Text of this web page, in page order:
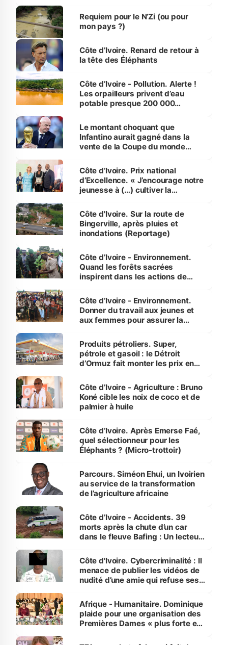
Requiem pour le N’Zi (ou pour
mon pays ?)
Côte d’Ivoire. Renard de retour à
la tête des Éléphants
Côte d’Ivoire - Pollution. Alerte !
Les orpailleurs privent d’eau
potable presque 200 000
Le montant choquant que
Infantino aurait gagné dans la
vente de la Coupe du monde
Côte d’Ivoire. Prix national
d’Excellence. « J’encourage notre
jeunesse à (…) cultiver la
(Alassane Ouattara
Côte d'Ivoire. Sur la route de
Bingerville, après pluies et
inondations (Reportage)
Côte d’Ivoire - Environnement.
Quand les forêts sacrées
inspirent dans les actions de
Côte d’Ivoire - Environnement.
Donner du travail aux jeunes et
aux femmes pour assurer la
menacées
Produits pétroliers. Super,
pétrole et gasoil : le Détroit
d’Ormuz fait monter les prix en
Côte d’Ivoire - Agriculture : Bruno
Koné cible les noix de coco et de
palmier à huile
Côte d’Ivoire. Après Emerse Faé,
quel sélectionneur pour les
Éléphants ? (Micro-trottoir)
Parcours. Siméon Ehui, un Ivoirien
au service de la transformation
de l’agriculture africaine
Côte d’Ivoire - Accidents. 39
morts après la chute d’un car
dans le fleuve Bafing : Un lecteur
des Transports
Côte d'Ivoire. Cybercriminalité : Il
menace de publier les vidéos de
nudité d’une amie qui refuse ses
Afrique - Humanitaire. Dominique
plaide pour une organisation des
Premières Dames « plus forte et
sur la scène internationale »